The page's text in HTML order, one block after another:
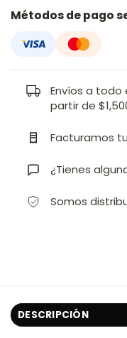
Métodos de pago
Envíos a todo
partir de
Facturamos
¿Tienes
Somos
DESCRIPCIÓN